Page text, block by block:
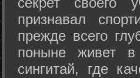
признавал
прежде всего
поныне живет в
сингитай, где